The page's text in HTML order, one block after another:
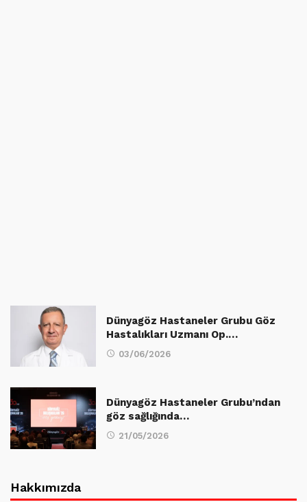
Dünyagöz Hastaneler Grubu Göz
Hastalıkları Uzmanı Op.…
03/06/2026
Dünyagöz Hastaneler Grubu’ndan
göz sağlığında…
21/05/2026
Hakkımızda